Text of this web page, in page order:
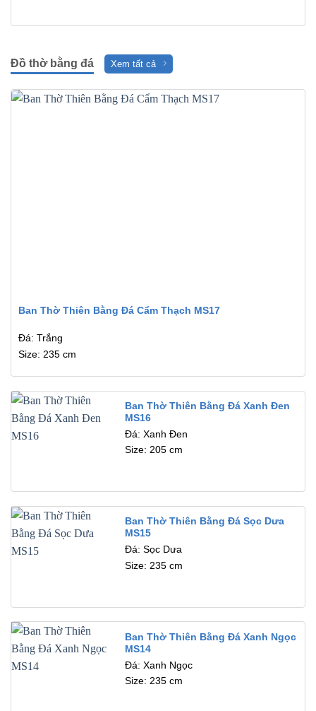
Đồ thờ bằng đá Xem tất cả
Ban Thờ Thiên Bằng Đá Cẩm Thạch MS17
Đá: Trắng
Size: 235 cm
Ban Thờ Thiên Bằng Đá Xanh Đen
MS16
Đá: Xanh Đen
Size: 205 cm
Ban Thờ Thiên Bằng Đá Sọc Dưa
MS15
Đá: Sọc Dưa
Size: 235 cm
Ban Thờ Thiên Bằng Đá Xanh Ngọc
MS14
Đá: Xanh Ngọc
Size: 235 cm